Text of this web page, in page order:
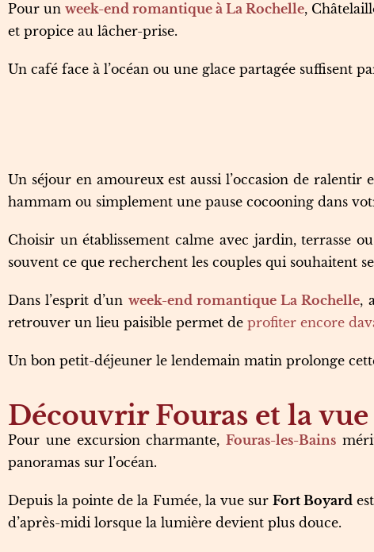
Pour un week-end romantique à La Rochelle,
et propice au lâcher-prise.
Un café face à l’océan ou une glace partagée suffisent
Un séjour en amoureux est aussi l’occasion de ralentir
hammam ou simplement une pause cocooning dans
Choisir un établissement calme avec jardin, terrasse
souvent ce que recherchent les couples qui souhaitent
Dans l’esprit d’un week-end romantique La Rochelle,
retrouver un lieu paisible permet de profiter encore
Un bon petit-déjeuner le lendemain matin prolonge
Découvrir Fouras et la
Pour une excursion charmante,Fouras-les-Bains
panoramas sur l’océan.
Depuis la pointe de la Fumée, la vue surFort Boyard
d’après-midi lorsque la lumière devient plus douce.